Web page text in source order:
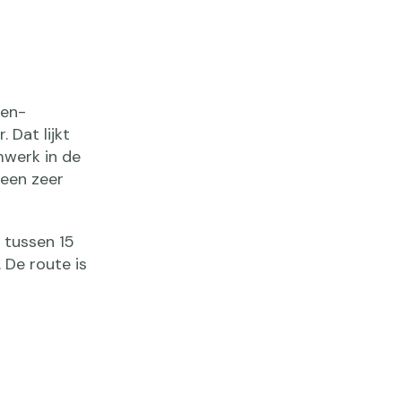
Dat lijkt
in de
zeer
15
De route is